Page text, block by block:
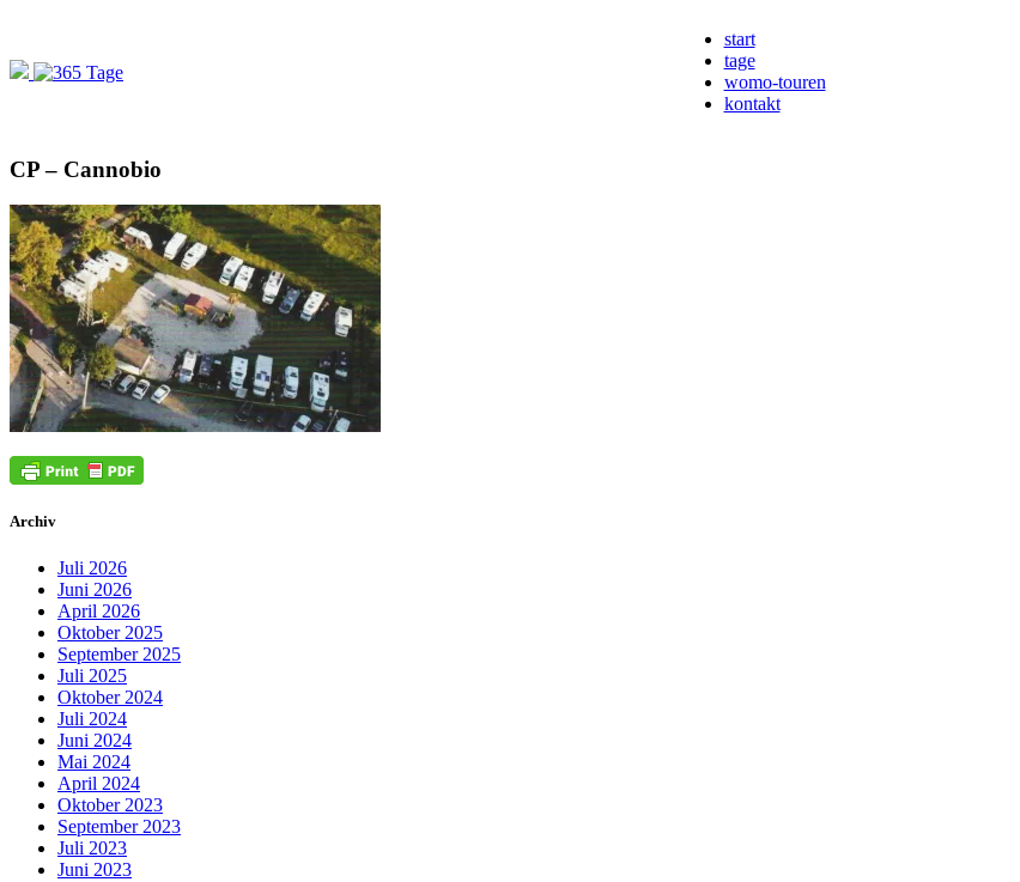
start
tage
womo-touren
kontakt
CP – Cannobio
Archiv
Juli 2026
Juni 2026
April 2026
Oktober 2025
September 2025
Juli 2025
Oktober 2024
Juli 2024
Juni 2024
Mai 2024
April 2024
Oktober 2023
September 2023
Juli 2023
Juni 2023